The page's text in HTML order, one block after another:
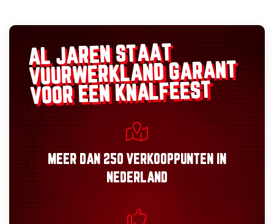
AL JAREN STAAT
VUURWERKLANDGARANT
VOOR EEN KNALFEEST
MEER DAN 250 VERKOOPPUNTEN
IN
NEDERLAND